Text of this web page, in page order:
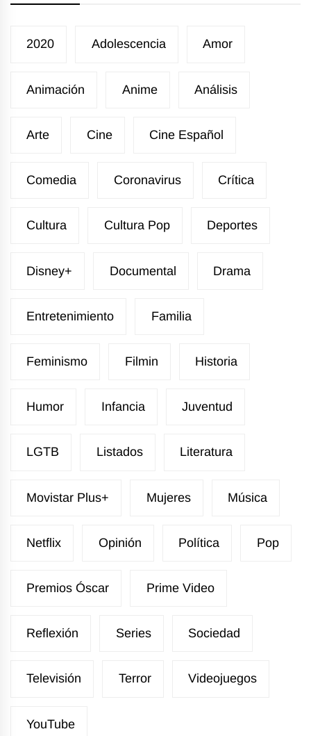
2020 Adolescencia Amor
Animación Anime Análisis
Arte Cine Cine Español
Comedia Coronavirus Crítica
Cultura Cultura Pop Deportes
Disney+ Documental Drama
Entretenimiento Familia
Feminismo Filmin Historia
Humor Infancia Juventud
LGTB Listados Literatura
Movistar Plus+ Mujeres Música
Netflix Opinión Política Pop
Premios Óscar Prime Video
Reflexión Series Sociedad
Televisión Terror Videojuegos
YouTube